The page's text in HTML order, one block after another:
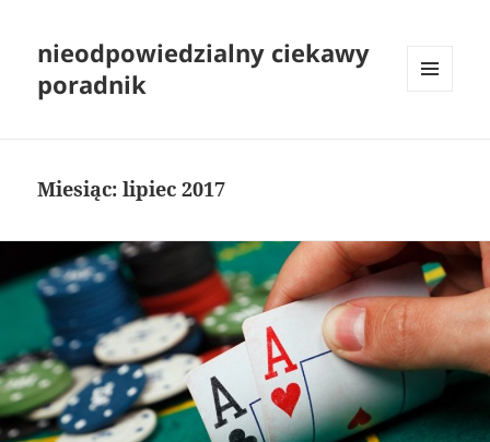
nieodpowiedzialny ciekawy
poradnik
Miesiąc:lipiec 2017